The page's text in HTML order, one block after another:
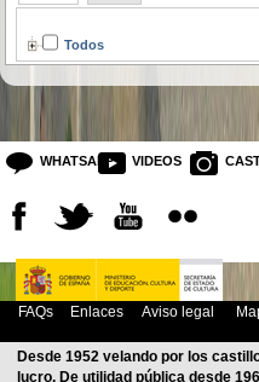
Todos
WHATSAPP VIDEOS
FAQs Enlaces Aviso legal
Desde 1952 velando por los
lucro. De utilidad pública desde